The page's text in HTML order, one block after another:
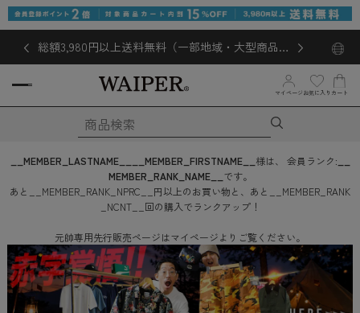
総額3,980円以上送料無料（一部地域・大型商品対
マイページ お気に入り カート
__MEMBER_LASTNAME__ __MEMBER_FIRSTNAME__ 様は、 会員ランク:
MEMBER_RANK_NAME__ です。
あと
__MEMBER_RANK_NPRC__ 円以上のお買い物と、あと
__MEMBER_RANK
_NCNT__ 回の購入でランクアップ！
元帥専用先行販売ページはマイページよりご覧ください。